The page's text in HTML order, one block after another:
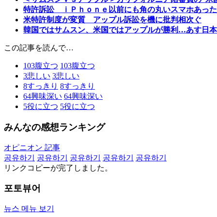
特許訴訟 ｉＰｈｏｎｅ以前にも角の丸いスマホあった
米特許制度が変質 アップル訴訟を機に批判相次ぐ
韓国ではサムスン、米国ではアップルが勝利…あす日
この記事を読んで…
103腹立つ 103腹立つ
3悲しい 3悲しい
8すっきり 8すっきり
64興味深い 64興味深い
5役に立つ 5役に立つ
みんなの感想ランキング
オピニオン 記事
공유하기
공유하기 공유하기 공유하기
공유하기
リンクコピーが完了しました。
포토뷰어
뉴스 메뉴 보기